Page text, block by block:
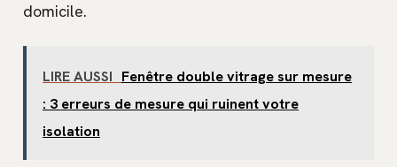
domicile.
LIRE AUSSI Fenêtre double vitrage sur mesure
: 3 erreurs de mesure qui ruinent votre
isolation